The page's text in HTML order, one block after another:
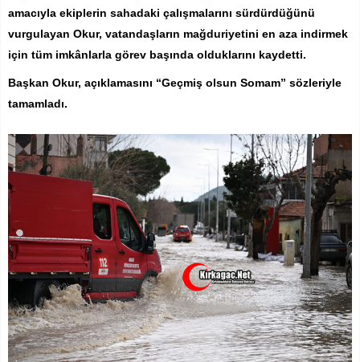
amacıyla ekiplerin sahadaki çalışmalarını sürdürdüğünü
vurgulayan Okur, vatandaşların mağduriyetini en aza indirmek
için tüm imkânlarla görev başında olduklarını kaydetti.
Başkan Okur, açıklamasını “Geçmiş olsun Somam” sözleriyle
tamamladı.